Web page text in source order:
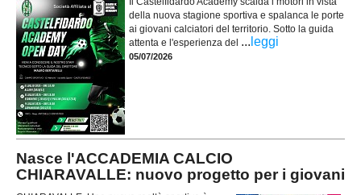
della nuova stagione sportiva e spalanca le porte
ai giovani calciatori del territorio. Sotto la guida
attenta e l'esperienza del ... leggi
05/07/2026
Nasce l'ACCADEMIA CALCIO
CHIARAVALLE: nuovo progetto per i giovani